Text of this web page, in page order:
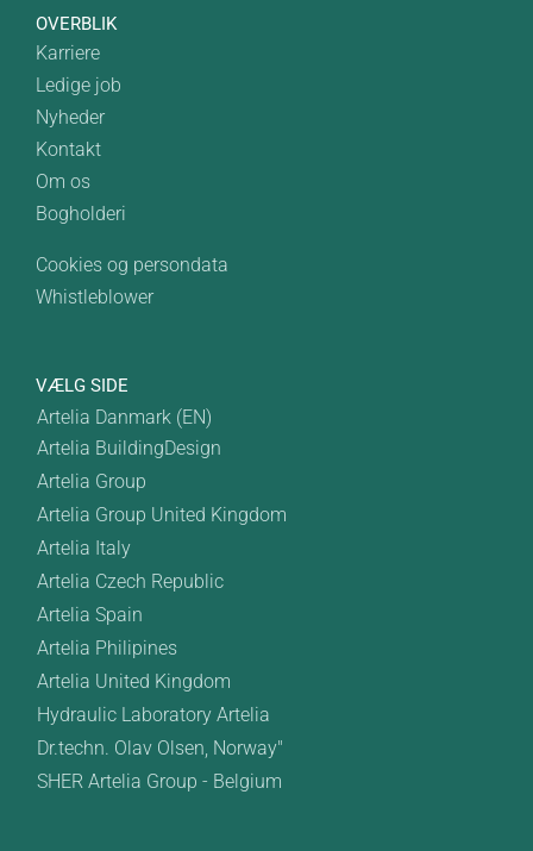
OVERBLIK
Karriere
Ledige job
Nyheder
Kontakt
Om os
Bogholderi
Cookies og persondata
Whistleblower
VÆLG SIDE
Artelia Danmark (EN)
Artelia BuildingDesign
Artelia Group
Artelia Group United Kingdom
Artelia Italy
Artelia Czech Republic
Artelia Spain
Artelia Philipines
Artelia United Kingdom
Hydraulic Laboratory Artelia
Dr.techn. Olav Olsen, Norway"
SHER Artelia Group - Belgium